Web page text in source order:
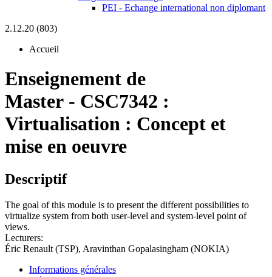
PEI - Echange international non diplomant
2.12.20 (803)
Accueil
Enseignement de
Master - CSC7342 :
Virtualisation : Concept et
mise en oeuvre
Descriptif
The goal of this module is to present the different possibilities to
virtualize system from both user-level and system-level point of
views.
Lecturers:
Éric Renault (TSP), Aravinthan Gopalasingham (NOKIA)
Informations générales